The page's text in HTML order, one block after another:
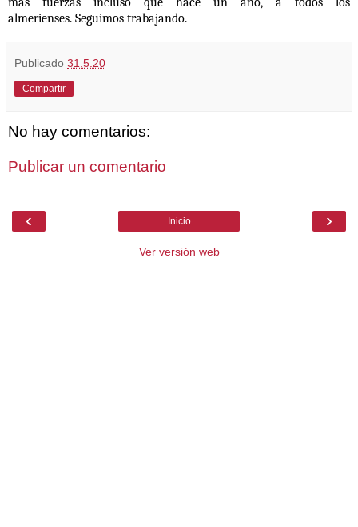
almerienses. Seguimos trabajando.
Publicado 31.5.20
Compartir
No hay comentarios:
Publicar un comentario
‹ ›
Inicio
Ver versión web